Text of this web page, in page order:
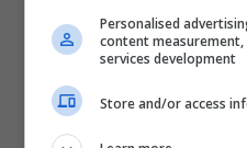
Adam Mosseri
Personalised
content measurement,
services development
Store and/or access